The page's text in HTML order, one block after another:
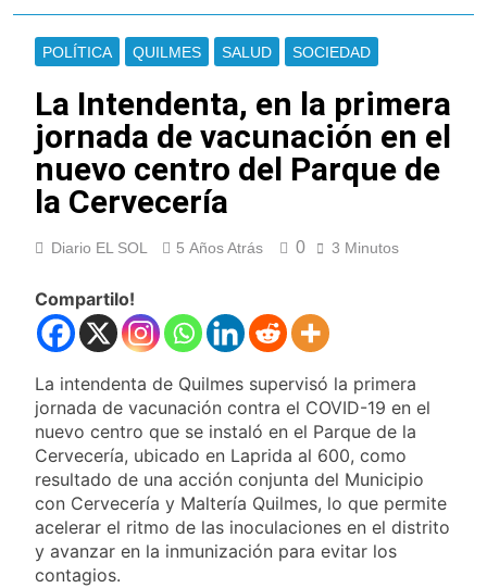
Cayetano
La Línea 148 pasó a
ser operada por La
Central de Vicente
7 Horas Atrás
La Municipalidad de
Quilmes limpió
sumideros y
desagües en medio
de las lluvias
7 Horas Atrás
Transporte: un
asistente virtual para
segundos
Una gran
convocatoria en la
cortes, desvíos y
operativo de
protesta contra la
reforma de la Ley de
Tierras
13 Horas Atrás
Tormentas severas y
fuertes ráfagas de
viento: más de 10
provincias bajo alerta
meteorológica
14 Horas Atrás
Senado debate el
proyecto sobre
propiedad privada
con foco en los
desalojos
15 Horas Atrás
Día del Cirujano
Torácico: una
especialidad clave
POLÍTICA QUILMES SALUD SOCIEDAD
La Intendenta, en la primera
jornada de vacunación en el
nuevo centro del Parque de
la Cervecería
Diario EL SOL 5 Años Atrás 0 3 Minutos
Compartilo!
La intendenta de Quilmes supervisó la primera
jornada de vacunación contra el COVID-19 en el
nuevo centro que se instaló en el Parque de la
Cervecería, ubicado en Laprida al 600, como
resultado de una acción conjunta del Municipio
con Cervecería y Maltería Quilmes, lo que permite
acelerar el ritmo de las inoculaciones en el distrito
y avanzar en la inmunización para evitar los
contagios.